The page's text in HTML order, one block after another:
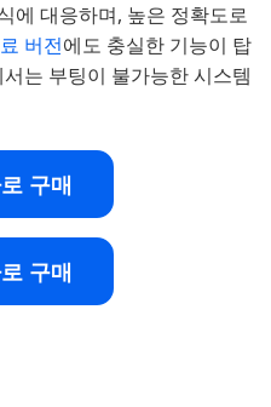
에 대응하며, 높은 정확도로
버전에도 충실한 기능이 탑
는 부팅이 불가능한 시스템
구매
구매